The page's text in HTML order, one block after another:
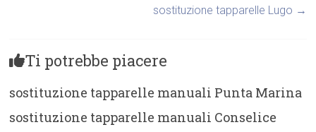
sostituzione tapparelle Lugo →
Ti potrebbe piacere
sostituzione tapparelle manuali Punta Marina
sostituzione tapparelle manuali Conselice